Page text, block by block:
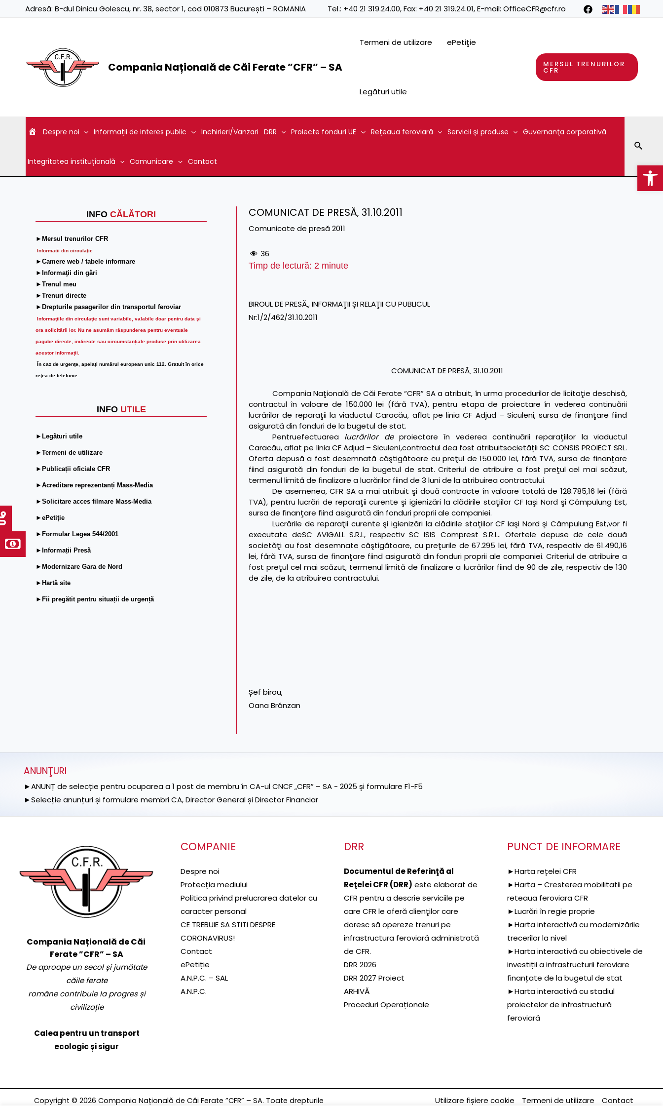
Adresă: B-dul Dinicu Golescu, nr. 38, sector 1, cod 010873 București – ROMANIA Tel.: +40 21 319.24.00, Fax: +40 21 319.24.01, E-mail: OfficeCFR@cfr.ro
Compania Națională de Căi Ferate ”CFR” – SA
Termeni de utilizare ePetiţie
Legături utile
MERSUL TRENURILOR
CFR
Despre noi Informaţii de interes public Inchirieri/Vanzari DRR Proiecte fonduri UE Reţeaua feroviară Servicii şi produse Guvernanţa corporativă
Integritatea instituțională Comunicare Contact
INFO CĂLĂTORI
►Mersul trenurilor CFR
Informatii din circulaţie
►Camere web / tabele informare
►Informaţii din gări
►Trenul meu
►Trenuri directe
►Drepturile pasagerilor din transportul feroviar
Informaţiile din circulaţie sunt variabile, valabile doar pentru data şi
ora solicitării lor. Nu ne asumăm răspunderea pentru eventuale
pagube directe, indirecte sau circumstanțiale produse prin utilizarea
acestor informații.
În caz de urgenţe, apelaţi numărul european unic 112. Gratuit în orice
reţea de telefonie.
INFO UTILE
►Legături utile
►Termeni de utilizare
►Publicații oficiale CFR
►Acreditare reprezentanți Mass-Media
►Solicitare acces filmare Mass-Media
►ePetiție
►Formular Legea 544/2001
►Informații Presă
►Modernizare Gara de Nord
►Hartă site
►Fii pregătit pentru situații de urgență
COMUNICAT DE PRESĂ‚ 31.10.2011
Comunicate de presă 2011
36
Timp de lectură: 2 minute
BIROUL DE PRESĂ‚, INFORMAŢII ȘI RELAŢII CU PUBLICUL
Nr:1/2/462/31.10.2011
COMUNICAT DE PRESĂ‚ 31.10.2011
Compania Naţională de Căi Ferate “CFR” SA a atribuit, în urma procedurilor de licitaţie deschisă,
contractul în valoare de 150.000 lei (fără TVA), pentru etapa de proiectare în vederea continuării
lucrărilor de reparaţii la viaductul Caracău, aflat pe linia CF Adjud – Siculeni, sursa de finanţare fiind
asigurată din fonduri de la bugetul de stat.
Pentruefectuarea lucrărilor deproiectare în vederea continuării reparaţiilor la viaductul
Caracău, aflat pe linia CF Adjud – Siculeni,contractul dea fost atribuitsocietăţii SC CONSIS PROIECT SRL.
Oferta depusă a fost desemnată câştigătoare cu preţul de 150.000 lei, fără TVA, sursa de finanţare
fiind asigurată din fonduri de la bugetul de stat. Criteriul de atribuire a fost preţul cel mai scăzut,
termenul limită de finalizare a lucrărilor fiind de 3 luni de la atribuirea contractului.
De asemenea, CFR SA a mai atribuit şi două contracte în valoare totală de 128.785,16 lei (fără
TVA), pentru lucrări de reparaţii curente şi igienizări la clădirile staţiilor CF Iaşi Nord şi Câmpulung Est,
sursa de finanţare fiind asigurată din fonduri proprii ale companiei.
Lucrările de reparaţii curente şi igienizări la clădirile staţiilor CF Iaşi Nord şi Câmpulung Est,vor fi
executate deSC AVIGALL S.R.L, respectiv SC ISIS Comprest S.R.L.. Ofertele depuse de cele două
societăţi au fost desemnate câştigătoare, cu preţurile de 67.295 lei, fără TVA, respectiv de 61.490,16
lei, fără TVA, sursa de finanţare fiind asigurată din fonduri proprii ale companiei. Criteriul de atribuire a
fost preţul cel mai scăzut, termenul limită de finalizare a lucrărilor fiind de 90 de zile, respectiv de 130
de zile, de la atribuirea contractului.
Șef birou,
Oana Brânzan
ANUNŢURI
►ANUNȚ de selecție pentru ocuparea a 1 post de membru în CA-ul CNCF „CFR” – SA - 2025 și formulare F1-F5
►Selecție anunțuri și formulare membri CA, Director General și Director Financiar
Compania Națională de Căi
Ferate ”CFR” – SA
De aproape un secol și jumătate
căile ferate
române contribuie la progres și
civilizație
Calea pentru un transport
ecologic și sigur
COMPANIE
Despre noi
Protecţia mediului
Politica privind prelucrarea datelor cu
caracter personal
CE TREBUIE SA STITI DESPRE
CORONAVIRUS!
Contact
ePetiție
A.N.P.C. – SAL
A.N.P.C.
DRR
Documentul de Referinţă al
Reţelei CFR (DRR) este elaborat de
CFR pentru a descrie serviciile pe
care CFR le oferă clienţilor care
doresc să opereze trenuri pe
infrastructura feroviară administrată
de CFR.
DRR 2026
DRR 2027 Proiect
ARHIVĂ
Proceduri Operaționale
PUNCT DE INFORMARE
►Harta rețelei CFR
►Harta – Cresterea mobilitatii pe
reteaua feroviara CFR
►Lucrări în regie proprie
►Harta interactivă cu modernizările
trecerilor la nivel
►Harta interactivă cu obiectivele de
investiții a infrastructurii feroviare
finanțate de la bugetul de stat
►Harta interactivă cu stadiul
proiectelor de infrastructură
feroviară
Copyright © 2026 Compania Națională de Căi Ferate ”CFR” – SA. Toate drepturile Utilizare fișiere cookie Termeni de utilizare Contact